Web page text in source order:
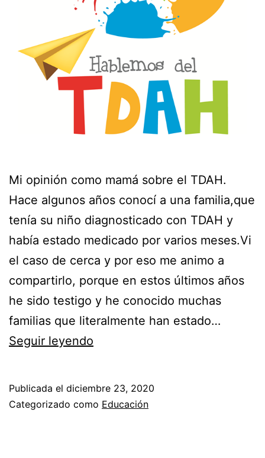
Mi opinión como mamá sobre el TDAH.
Hace algunos años conocí a una familia,que
tenía su niño diagnosticado con TDAH y
había estado medicado por varios meses.Vi
el caso de cerca y por eso me animo a
compartirlo, porque en estos últimos años
he sido testigo y he conocido muchas
familias que literalmente han estado…
Seguir leyendo
Publicada el diciembre 23, 2020
Categorizado como Educación